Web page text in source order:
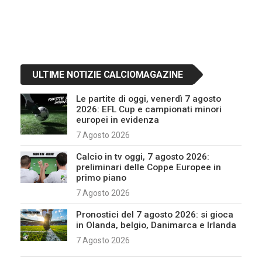
ULTIME NOTIZIE CALCIOMAGAZINE
Le partite di oggi, venerdì 7 agosto
2026: EFL Cup e campionati minori
europei in evidenza
7 Agosto 2026
Calcio in tv oggi, 7 agosto 2026:
preliminari delle Coppe Europee in
primo piano
7 Agosto 2026
Pronostici del 7 agosto 2026: si gioca
in Olanda, belgio, Danimarca e Irlanda
7 Agosto 2026